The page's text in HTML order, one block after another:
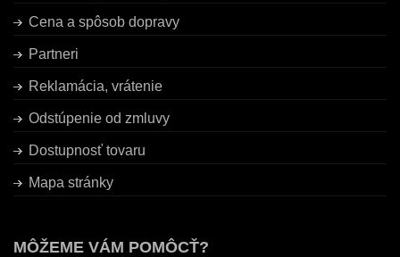
Cena a spôsob dopravy
Partneri
Reklamácia, vrátenie
Odstúpenie od zmluvy
Dostupnosť tovaru
Mapa stránky
MÔŽEME VÁM POMÔCŤ?